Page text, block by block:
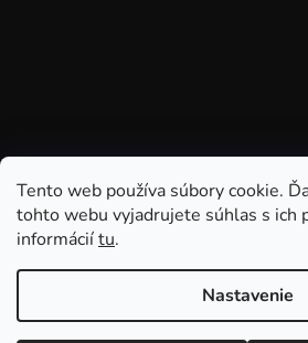
Tento web používa súbory cookie.
tohto webu vyjadrujete súhlas s ich
informáciítu.
Nastavenie